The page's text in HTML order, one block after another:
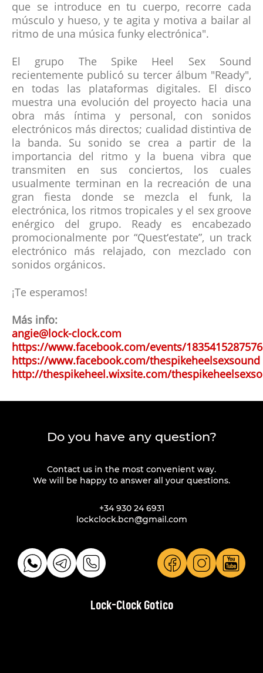
que se introduce en tu cuerpo, recorre cada
músculo y hueso, y te agita y motiva a bailar al
ritmo de una música funky electrónica".
El grupo The Spike Heel Sex Sound
recientemente publicó su tercer álbum "Ready",
en todas las plataformas digitales. El disco
muestra una evolución del proyecto hacia una
obra más íntima y personal, con sonidos
electrónicos más directos; cualidad distintiva de
la banda. Su sonido se crea a partir de la
importancia del ritmo y la buena vibra que
transmiten en sus conciertos, los cuales
usualmente terminan en la recreación de una
gran fiesta donde se mezcla el funk, la
electrónica, los ritmos tropicales y el sex groove
enérgico del grupo. Ready es encabezado
promocionalmente por “Quest‘estate”, un track
electrónico más relajado, con mezclado con
sonidos orgánicos.
¡Te esperamos!
Más info:
angie@lock-clock.com
https://www.facebook.com/events/
https://www.facebook.com/thespikeheelsexsound
http://thespikeheel.wixsite.com/
Do you have any question?
Contact us in the most convenient way.
We will be happy to answer all your questions.
+34 930 24 6931
lockclock.bcn@gmail.com
Lock-Clock Gotico